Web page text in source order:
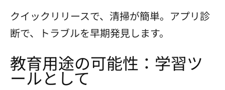
クイックリリースで、清掃が簡単。アプリ診
断で、トラブルを早期発見します。
教育用途の可能性：学習ツ
ールとして